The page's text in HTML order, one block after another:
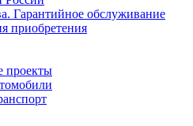
Гарантийное обслуживание
приобретения
проекты